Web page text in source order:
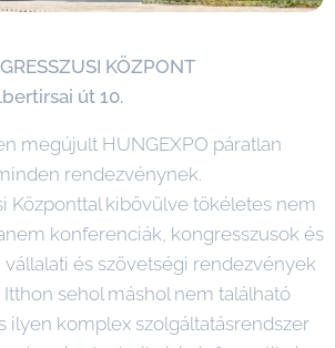
KÖZPONT
út 10.
megújult HUNGEXPO páratlan
rendezvénynek.
Központtal kibővülve tökéletes nem
konferenciák, kongresszusok és
vállalati és szövetségi rendezvények
sehol máshol nem található
ilyen komplex szolgáltatásrendszer